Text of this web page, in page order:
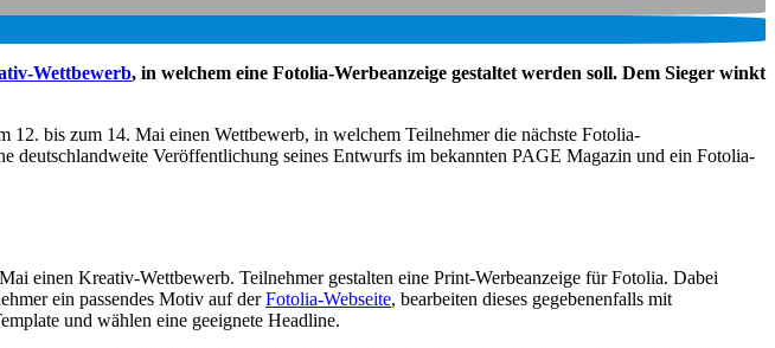
Wettbewerb, in welchem eine Fotolia-Werbeanzeige gestaltet werden soll. Dem Sieger winkt
bis zum 14. Mai einen Wettbewerb, in welchem Teilnehmer die nächste Fotolia-
Veröffentlichung seines Entwurfs im bekannten PAGE Magazin und ein Fotolia-
einen Kreativ-Wettbewerb. Teilnehmer gestalten eine Print-Werbeanzeige für Fotolia. Dabei
ein passendes Motiv auf derFotolia-Webseite, bearbeiten dieses gegebenenfalls mit
und wählen eine geeignete Headline.